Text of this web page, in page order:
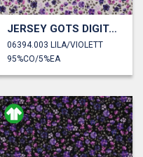
JERSEY GOTS DIGITAL BLUMEN
06394.003 LILA/VIOLETT
95%CO/5%EA